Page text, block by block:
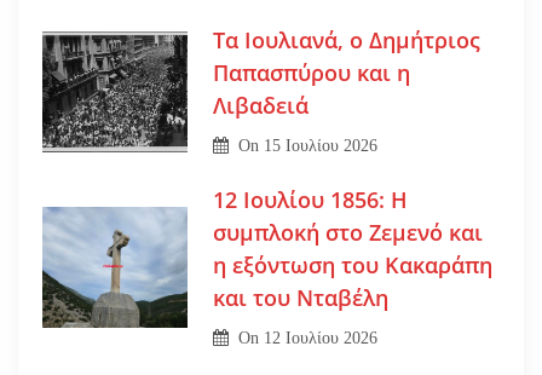
Τα Ιουλιανά, ο Δημήτριος
Παπασπύρου και η
Λιβαδειά
On 15 Ιουλίου 2026
12 Ιουλίου 1856: Η
συμπλοκή στο Ζεμενό και
η εξόντωση του Κακαράπη
και του Νταβέλη
On 12 Ιουλίου 2026